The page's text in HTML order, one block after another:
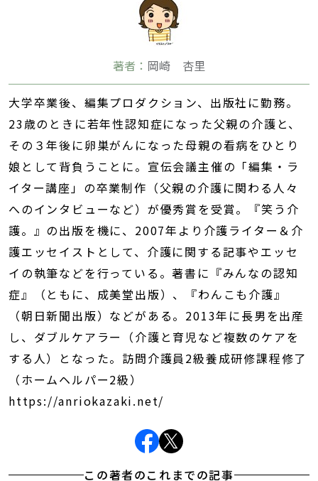
著者： 岡崎 杏里
大学卒業後、編集プロダクション、出版社に勤務。
23歳のときに若年性認知症になった父親の介護と、
その３年後に卵巣がんになった母親の看病をひとり
娘として背負うことに。宣伝会議主催の「編集・ラ
イター講座」の卒業制作（父親の介護に関わる人々
へのインタビューなど）が優秀賞を受賞。『笑う介
護。』の出版を機に、2007年より介護ライター＆介
護エッセイストとして、介護に関する記事やエッセ
イの執筆などを行っている。著書に『みんなの認知
症』（ともに、成美堂出版）、『わんこも介護』
（朝日新聞出版）などがある。2013年に長男を出産
し、ダブルケアラー（介護と育児など複数のケアを
する人）となった。訪問介護員2級養成研修課程修了
（ホームヘルパー2級）
https://anriokazaki.net/
この著者のこれまでの記事